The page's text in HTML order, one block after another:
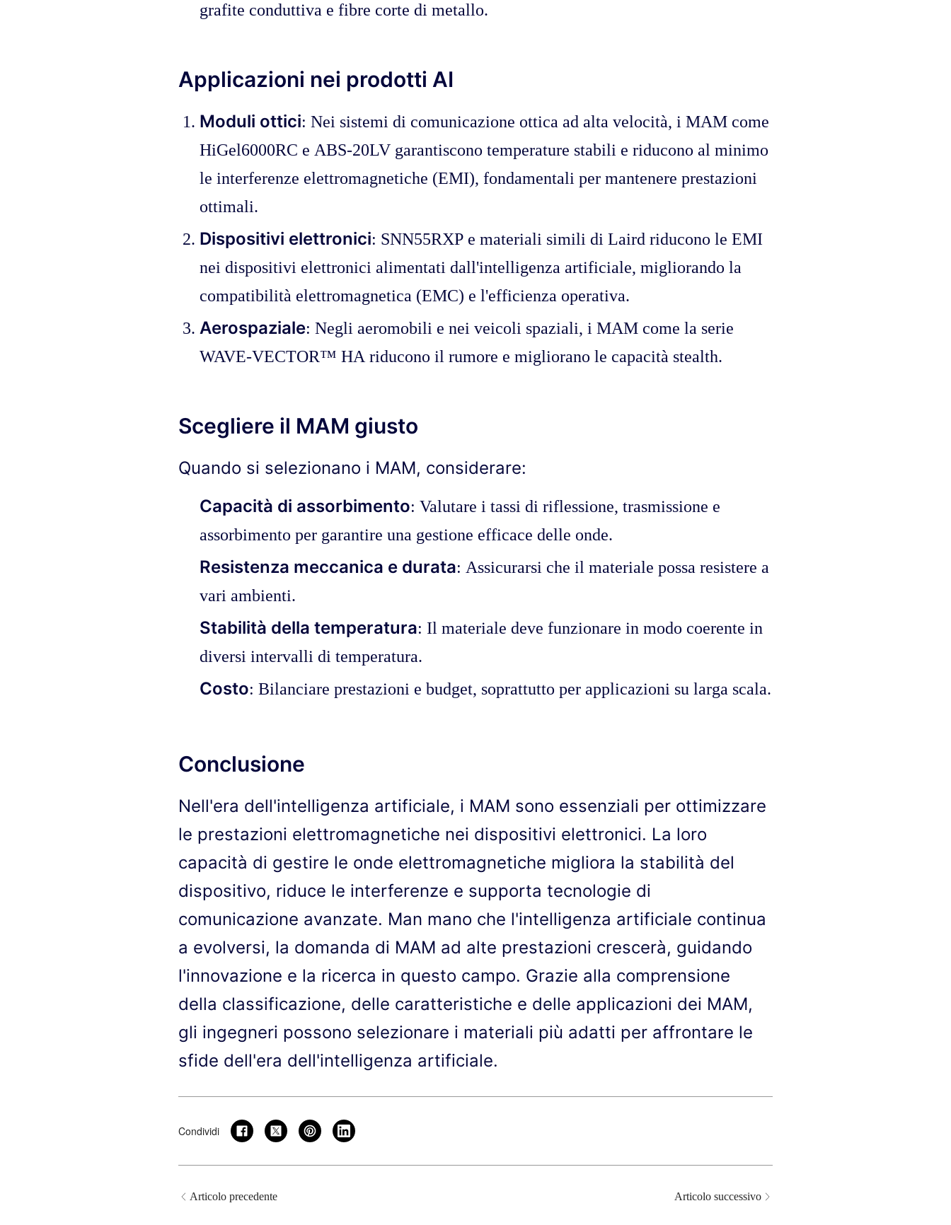
grafite conduttiva e fibre corte di metallo.
Applicazioni nei prodotti AI
Moduli ottici: Nei sistemi di comunicazione ottica ad alta velocità, i MAM come
HiGel6000RC e ABS-20LV garantiscono temperature stabili e riducono al minimo
le interferenze elettromagnetiche (EMI), fondamentali per mantenere prestazioni
ottimali.
Dispositivi elettronici: SNN55RXP e materiali simili di Laird riducono le EMI
nei dispositivi elettronici alimentati dall'intelligenza artificiale, migliorando la
compatibilità elettromagnetica (EMC) e l'efficienza operativa.
Aerospaziale: Negli aeromobili e nei veicoli spaziali, i MAM come la serie
WAVE-VECTOR™ HA riducono il rumore e migliorano le capacità stealth.
Scegliere il MAM giusto
Quando si selezionano i MAM, considerare:
Capacità di assorbimento: Valutare i tassi di riflessione, trasmissione e
assorbimento per garantire una gestione efficace delle onde.
Resistenza meccanica e durata: Assicurarsi che il materiale possa resistere a
vari ambienti.
Stabilità della temperatura: Il materiale deve funzionare in modo coerente in
diversi intervalli di temperatura.
Costo: Bilanciare prestazioni e budget, soprattutto per applicazioni su larga scala.
Conclusione
Nell'era dell'intelligenza artificiale, i MAM sono essenziali per ottimizzare
le prestazioni elettromagnetiche nei dispositivi elettronici. La loro
capacità di gestire le onde elettromagnetiche migliora la stabilità del
dispositivo, riduce le interferenze e supporta tecnologie di
comunicazione avanzate. Man mano che l'intelligenza artificiale continua
a evolversi, la domanda di MAM ad alte prestazioni crescerà, guidando
l'innovazione e la ricerca in questo campo. Grazie alla comprensione
della classificazione, delle caratteristiche e delle applicazioni dei MAM,
gli ingegneri possono selezionare i materiali più adatti per affrontare le
sfide dell'era dell'intelligenza artificiale.
Condividi
Articolo precedente Articolo successivo